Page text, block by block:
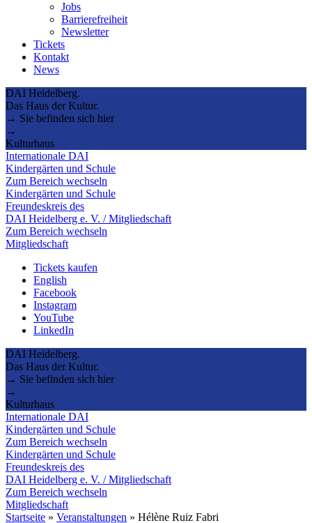
Jobs
Barrierefreiheit
Newsletter
Tickets
Kontakt
News
DAI Heidelberg.
Das Haus der Kultur.
→ Sie befinden sich hier
→
Kulturhaus
Internationale DAI
Kindergärten und Schule
Zum Bereich wechseln
Kindergärten und Schule
Freundeskreis des
DAI Heidelberg e. V. / Mitgliedschaft
Zum Bereich wechseln
Mitgliedschaft
Tickets kaufen
English
Facebook
Instagram
YouTube
LinkedIn
DAI Heidelberg.
Das Haus der Kultur.
→ Sie befinden sich hier
→
Kulturhaus
Internationale DAI
Kindergärten und Schule
Zum Bereich wechseln
Kindergärten und Schule
Freundeskreis des
DAI Heidelberg e. V. / Mitgliedschaft
Zum Bereich wechseln
Mitgliedschaft
Startseite » Veranstaltungen » Hélène Ruiz Fabri